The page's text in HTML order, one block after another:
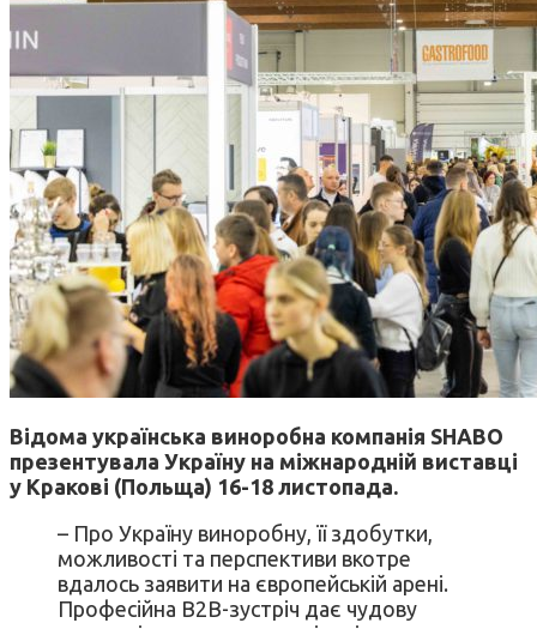
Відома українська виноробна компанія SHABO
презентувала Україну на міжнародній виставці
у Кракові (Польща) 16-18 листопада.
– Про Україну виноробну, її здобутки,
можливості та перспективи вкотре
вдалось заявити на європейській арені.
Професійна B2B-зустріч дає чудову